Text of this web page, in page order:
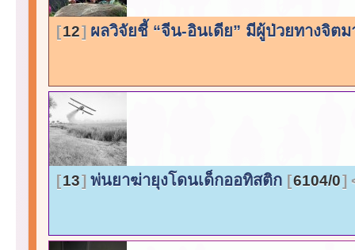
12 ผลวิจัยชี้ “จีน-อินเดีย” มีผู้ป่วยทางจิต
13 พ่นยาฆ่ายุงโดนเด็กออทิสติก 6104/0